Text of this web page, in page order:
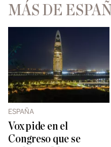
MÁS DE
ESPAÑA
Vox pide en el
Congreso que se